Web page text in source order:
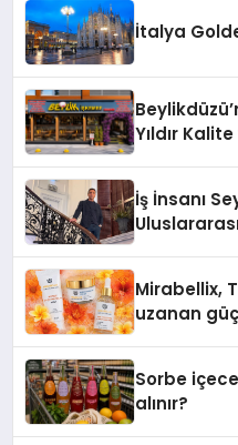
İtalya
Yıldır
İş İnsanı
Mirabellix,
uzanan
Sorbe
alınır?